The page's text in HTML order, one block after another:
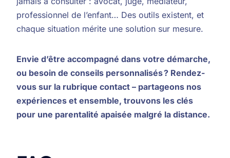
professionnel de l’enfant… Des outils existent, et
chaque situation mérite une solution sur mesure.
Envie d’être accompagné dans votre démarche,
ou besoin de conseils personnalisés ? Rendez-
vous sur la rubrique contact – partageons nos
expériences et ensemble, trouvons les clés
pour une parentalité apaisée malgré la distance.